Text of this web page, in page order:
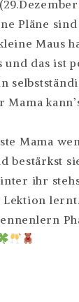
Pläne sind
Maus
und das ist
Mama
Mama
bestärkst
ihr
lernt.